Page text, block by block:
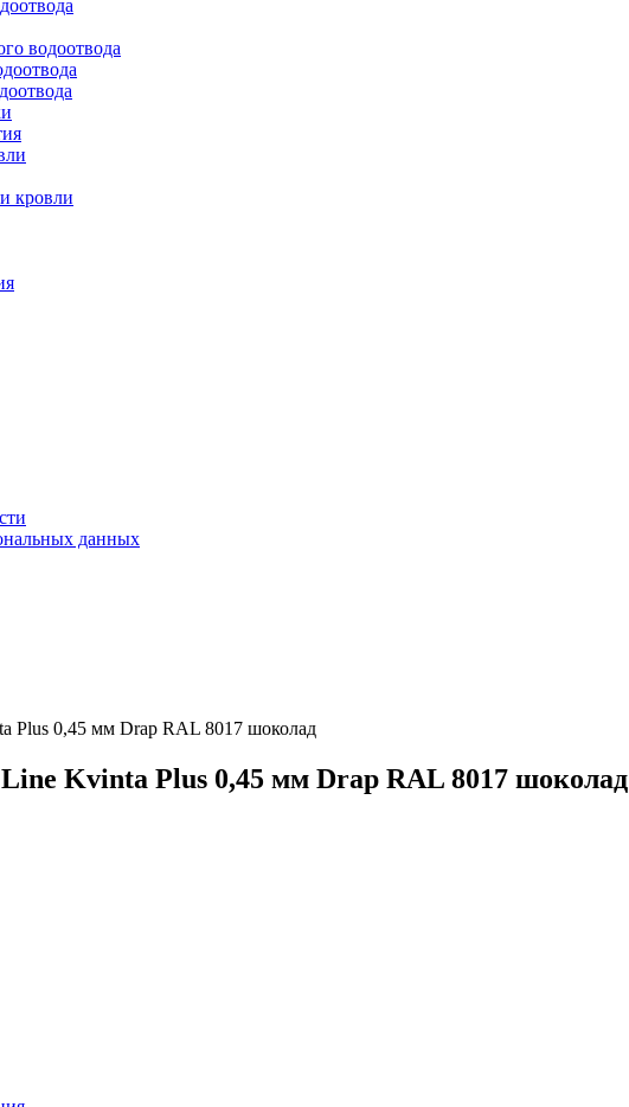
водоотвода
кровли
данных
Plus 0,45 мм Drap RAL 8017 шоколад
Kvinta Plus 0,45 мм Drap RAL 8017 шоколад